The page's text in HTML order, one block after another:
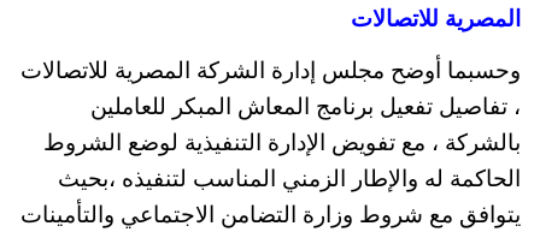
المصرية للاتصالات
وحسبما أوضح مجلس إدارة الشركة المصرية للاتصالات
، تفاصيل تفعيل برنامج المعاش المبكر للعاملين
بالشركة ، مع تفويض الإدارة التنفيذية لوضع الشروط
الحاكمة له والإطار الزمني المناسب لتنفيذه ،بحيث
يتوافق مع شروط وزارة التضامن الاجتماعي والتأمينات